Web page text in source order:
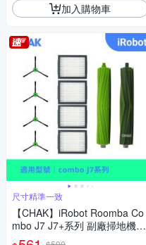
加入購物車
尺寸精準一致
【CHAK】iRobot Roomba Co
mbo J7 J7+系列 副廠掃地機器
人配件耗材超值組(主刷x1 邊刷